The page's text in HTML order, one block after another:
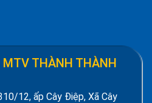
đ
MTV THÀNH THÀNH
12, ấp Cây Điệp, Xã Cây